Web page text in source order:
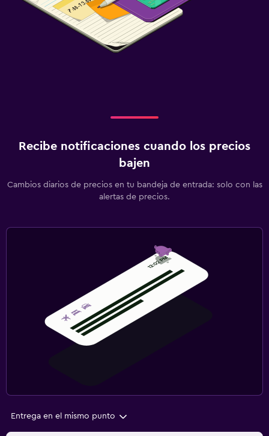
Recibe notificaciones cuando los precios
bajen
Cambios diarios de precios en tu bandeja de entrada: solo con las
alertas de precios.
Entrega en el mismo punto